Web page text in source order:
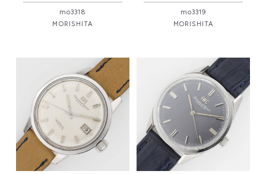
mo3318
MORISHITA
mo3319
MORISHITA